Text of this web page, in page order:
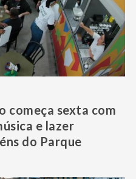
começa sexta com
e lazer
do Parque